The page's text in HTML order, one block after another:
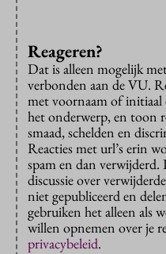
Reageren?
Dat is alleen mogelijk
verbonden aan de VU.
met voornaam of
het onderwerp, en toon
smaad, schelden en
Reacties met url’s erin
spam en dan verwijderd.
discussie over
niet gepubliceerd en
gebruiken het alleen als
willen opnemen over je
privacybeleid.